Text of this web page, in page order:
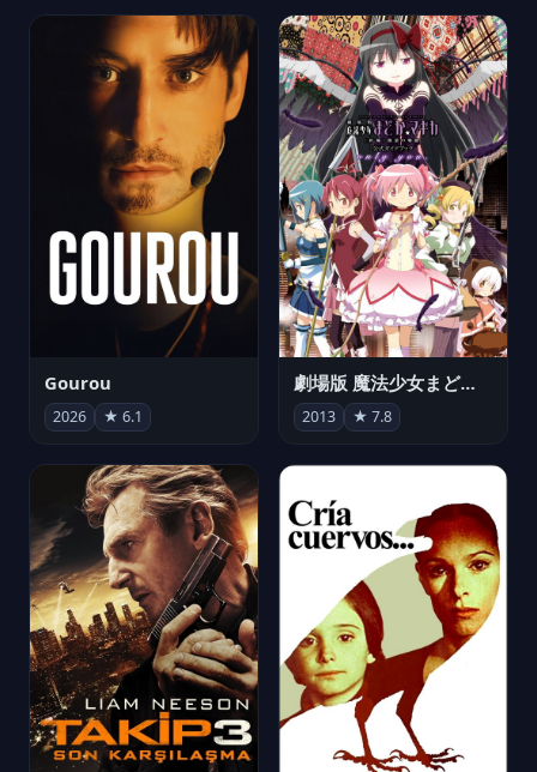
Gourou
2026 ★ 6.1
劇場版 魔法少女まどか☆マギカ[新編]叛逆の物語
2013 ★ 7.8